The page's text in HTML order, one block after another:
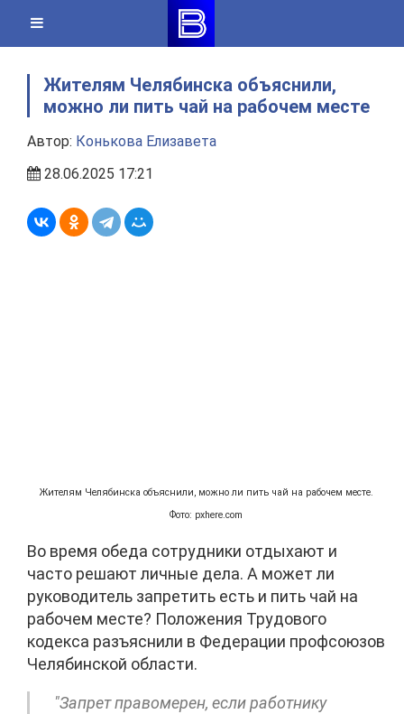
content
Жителям Челябинска объяснили,
можно ли пить чай на рабочем месте
Автор: Конькова Елизавета
28.06.2025 17:21
Жителям Челябинска объяснили, можно ли пить чай на рабочем месте.
Фото: pxhere.com
Во время обеда сотрудники отдыхают и
часто решают личные дела. А может ли
руководитель запретить есть и пить чай на
рабочем месте? Положения Трудового
кодекса разъяснили в Федерации профсоюзов
Челябинской области.
"Запрет правомерен, если работнику